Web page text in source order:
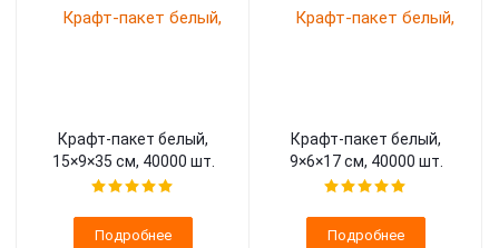
Крафт-пакет белый,
15×9×35 см, 40000 шт.
Подробнее
Крафт-пакет белый,
9×6×17 см, 40000 шт.
Подробнее